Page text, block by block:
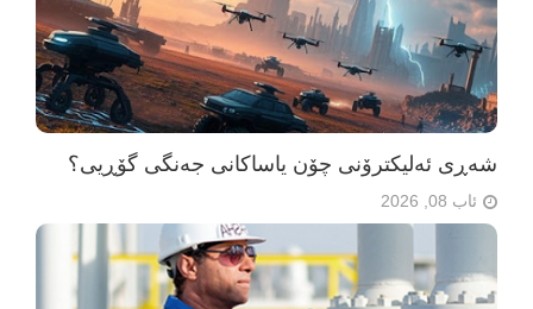
شەڕی ئەلیکترۆنی چۆن یاساکانی جەنگی گۆڕیی؟
ئاب 08, 2026